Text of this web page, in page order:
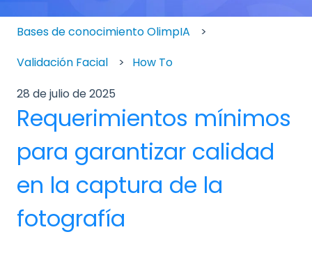
Bases de conocimiento OlimpIA
Validación Facial
How To
28 de julio de 2025
Requerimientos mínimos
para garantizar calidad
en la captura de la
fotografía